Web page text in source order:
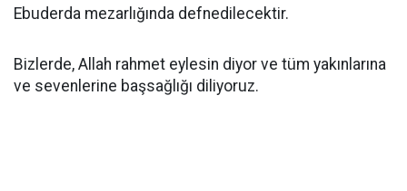
Ebuderda mezarlığında defnedilecektir.
Bizlerde, Allah rahmet eylesin diyor ve tüm yakınlarına
ve sevenlerine başsağlığı diliyoruz.